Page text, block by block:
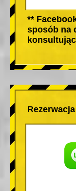
**
sposób na